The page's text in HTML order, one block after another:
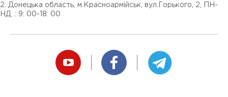
2. Донецька область, м.Красноармійськ, вул.Горького, 2, ПН-
НД .: 9: 00-18: 00